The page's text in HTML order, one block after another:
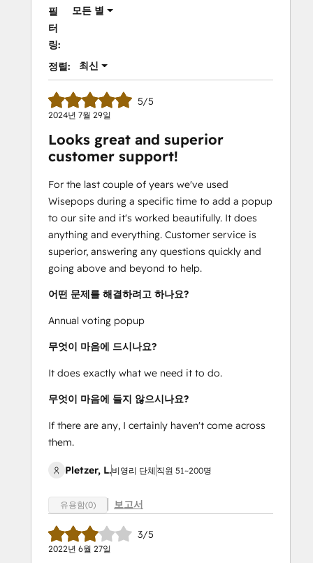
필
터
링:
모든 별
정렬: 최신
5/5
2024년 7월 29일
Looks great and superior
customer support!
For the last couple of years we've used
Wisepops during a specific time to add a popup
to our site and it's worked beautifully. It does
anything and everything. Customer service is
superior, answering any questions quickly and
going above and beyond to help.
어떤 문제를 해결하려고 하나요?
Annual voting popup
무엇이 마음에 드시나요?
It does exactly what we need it to do.
무엇이 마음에 들지 않으시나요?
If there are any, I certainly haven't come across
them.
Pletzer, L.비영리 단체 직원 51~200명
유용함(0) 보고서
3/5
2022년 6월 27일